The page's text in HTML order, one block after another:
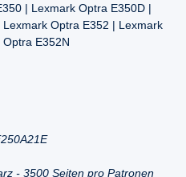
| Lexmark Optra E350D |
Optra E352 | Lexmark
E352N
- 3500 Seiten pro Patronen